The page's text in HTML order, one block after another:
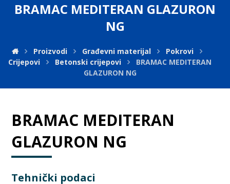
BRAMAC MEDITERAN GLAZURON
NG
Proizvodi Građevni materijal
Pokrovi
Crijepovi
Betonski crijepovi
BRAMAC MEDITERAN
GLAZURON NG
BRAMAC MEDITERAN
GLAZURON NG
Tehnički podaci